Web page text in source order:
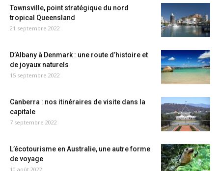
Townsville, point stratégique du nord
tropical Queensland
21 septembre 2022
D’Albany à Denmark : une route d’histoire et
de joyaux naturels
15 septembre 2022
Canberra : nos itinéraires de visite dans la
capitale
7 septembre 2022
L’écotourisme en Australie, une autre forme
de voyage
10 août 2022